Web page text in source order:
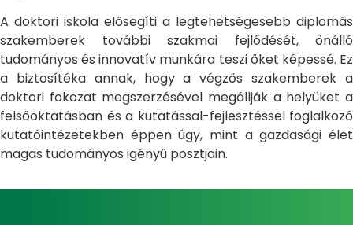
A doktori iskola elősegíti a legtehetségesebb diplomás
szakemberek további szakmai fejlődését, önálló
tudományos és innovatív munkára teszi őket képessé. Ez
a biztosítéka annak, hogy a végzős szakemberek a
doktori fokozat megszerzésével megállják a helyüket a
felsőoktatásban és a kutatással-fejlesztéssel foglalkozó
kutatóintézetekben éppen úgy, mint a gazdasági élet
magas tudományos igényű posztjain.